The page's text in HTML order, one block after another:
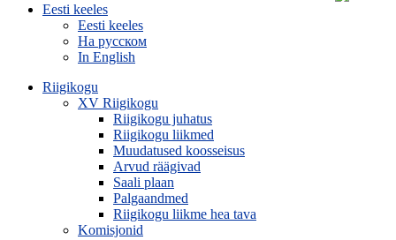
Eesti keeles
Eesti keeles
На русском
In English
Riigikogu
XV Riigikogu
Riigikogu juhatus
Riigikogu liikmed
Muudatused koosseisus
Arvud räägivad
Saali plaan
Palgaandmed
Riigikogu liikme hea tava
Komisjonid